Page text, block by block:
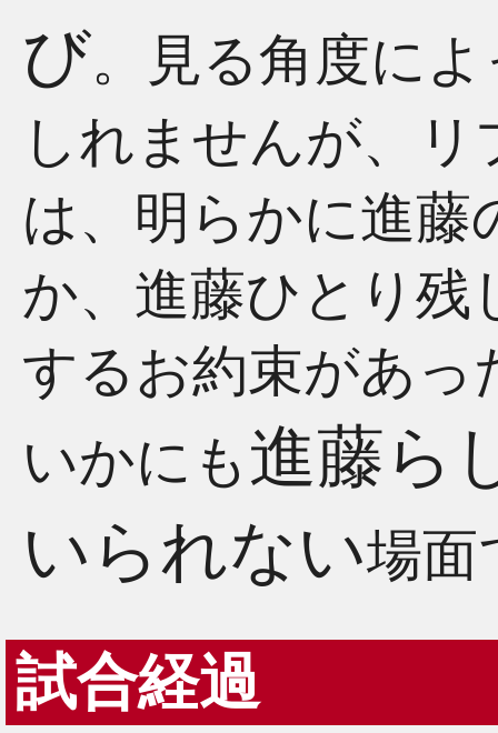
び。見る角度に
しれませんが、
は、明らかに進藤
か、進藤ひとり残
するお約束があっ
いかにも進藤ら
いられない場面
試合経過